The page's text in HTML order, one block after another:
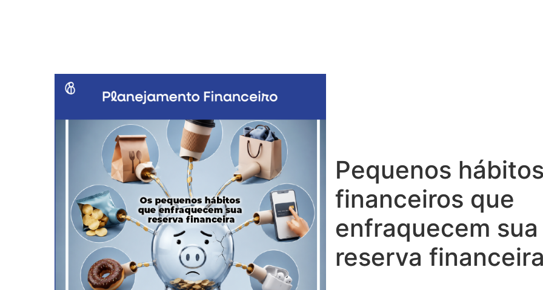
Pequenos hábitos
financeiros que
enfraquecem sua
reserva financeira